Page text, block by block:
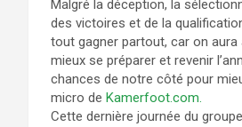
Malgré la déception, la
des victoires et de la
tout gagner partout, car on aura
mieux se préparer et revenir
chances de notre côté pour
micro de Kamerfoot.com.
Cette dernière journée du